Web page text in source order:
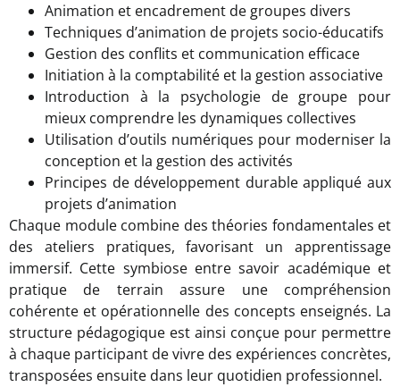
Animation et encadrement de groupes divers
Techniques d’animation de projets socio-éducatifs
Gestion des conflits et communication efficace
Initiation à la comptabilité et la gestion associative
Introduction à la psychologie de groupe pour
mieux comprendre les dynamiques collectives
Utilisation d’outils numériques pour moderniser la
conception et la gestion des activités
Principes de développement durable appliqué aux
projets d’animation
Chaque module combine des théories fondamentales et
des ateliers pratiques, favorisant un apprentissage
immersif. Cette symbiose entre savoir académique et
pratique de terrain assure une compréhension
cohérente et opérationnelle des concepts enseignés. La
structure pédagogique est ainsi conçue pour permettre
à chaque participant de vivre des expériences concrètes,
transposées ensuite dans leur quotidien professionnel.